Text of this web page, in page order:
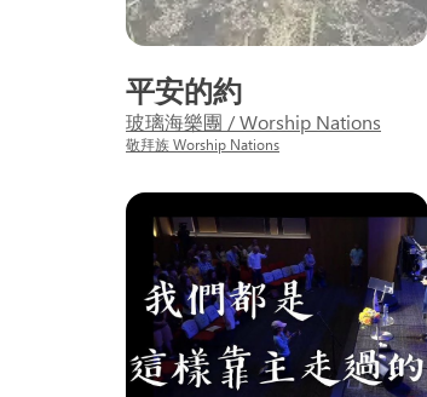
平安的約
玻璃海樂團 / Worship Nations
敬拜族 Worship Nations